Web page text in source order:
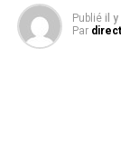
Publié il y
Par